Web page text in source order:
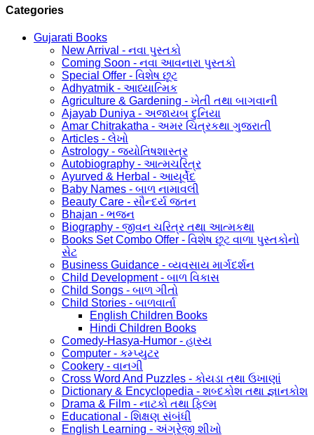
Categories
Gujarati Books
New Arrival - નવા પુસ્તકો
Coming Soon - નવા આવનારા પુસ્તકો
Special Offer - વિશેષ છૂટ
Adhyatmik - આધ્યાત્મિક
Agriculture & Gardening - ખેતી તથા બાગવાની
Ajayab Duniya - અજાયબ દુનિયા
Amar Chitrakatha - અમર ચિત્રકથા ગુજરાતી
Articles - લેખો
Astrology - જ્યોતિષશાસ્ત્ર
Autobiography - આત્મચરિત્ર
Ayurved & Herbal - આયૂર્વેદ
Baby Names - બાળ નામાવલી
Beauty Care - સૌન્દર્ય જતન
Bhajan - ભજન
Biography - જીવન ચરિત્ર તથા આત્મકથા
Books Set Combo Offer - વિશેષ છૂટ વાળા પુસ્તકોનો
સેટ
Business Guidance - વ્યવસાય માર્ગદર્શન
Child Development - બાળ વિકાસ
Child Songs - બાળ ગીતો
Child Stories - બાળવાર્તા
English Children Books
Hindi Children Books
Comedy-Hasya-Humor - હાસ્ય
Computer - કમ્પ્યુટર
Cookery - વાનગી
Cross Word And Puzzles - કોયડા તથા ઉખાણાં
Dictionary & Encyclopedia - શબ્દકોશ તથા જ્ઞાનકોશ
Drama & Film - નાટકો તથા ફિલ્મ
Educational - શિક્ષણ સંબંધી
English Learning - અંગ્રેજી શીખો